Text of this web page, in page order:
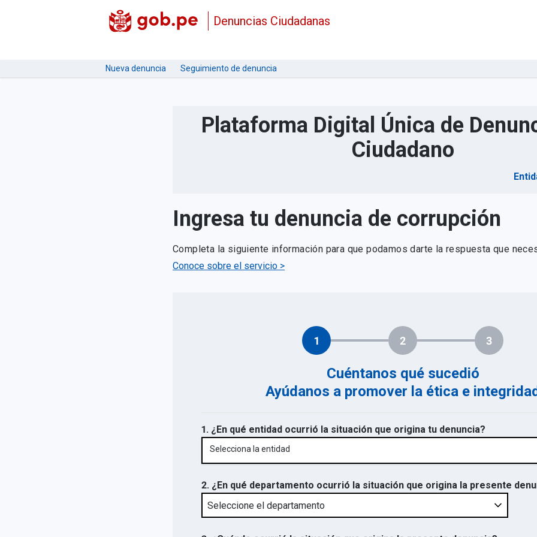
Denuncias Ciudadanas
Nueva denuncia Seguimiento de denuncia
Plataforma Digital Única de
Ciudadano
Ingresa tu denuncia de corrupción
Completa la siguiente información para que podamos darte la respuesta que
Conoce sobre el servicio >
1 2 3
Cuéntanos qué sucedió
Ayúdanos a promover la ética e integridad
1. ¿En qué entidad ocurrió la situación que origina tu denuncia?
Selecciona la entidad
2. ¿En qué departamento ocurrió la situación que origina la presente